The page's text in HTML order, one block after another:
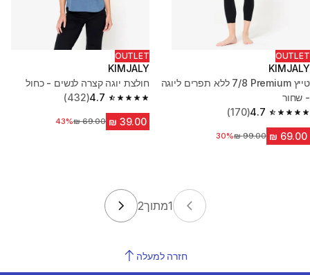
OUTLET
KIMJALY
טייץ Premium‏ 7/8 ללא תפרים ליוגה
- שחור‏
4.7
4.7 out of 5 stars from 170 reviews
(170)
מחיר לפני הנחה‏99.00 ₪
30%
OUTLET
KIMJALY
חולצת יוגה קצרה לנשים - כחול
4.7
4.7 out of 5 stars from 432 reviews
(432)
מחיר לפני הנחה‏69.00 ₪
43%
1מתוך2
חזרה למעלה